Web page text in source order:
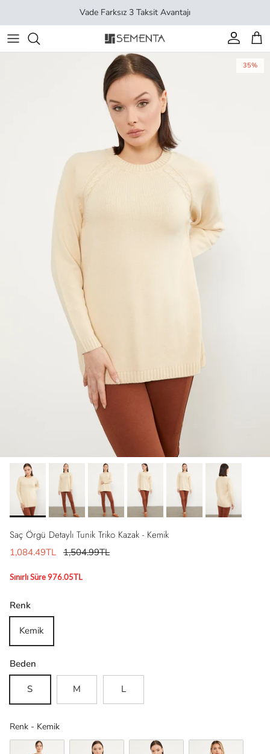
Vade Farksız 3 Taksit Avantajı
Hesap
35%
Saç Örgü Detaylı Tunik Triko Kazak - Kemik
1,084.49TL 1,504.99TL
Sınırlı Süre 976.05TL
Renk
Kemik
Beden
S M L
Renk - KemikRenk